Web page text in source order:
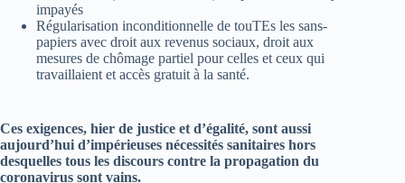
impayés
Régularisation inconditionnelle de touTEs les sans-
papiers avec droit aux revenus sociaux, droit aux
mesures de chômage partiel pour celles et ceux qui
travaillaient et accès gratuit à la santé.
Ces exigences, hier de justice et d’égalité, sont aussi
aujourd’hui d’impérieuses nécessités sanitaires hors
desquelles tous les discours contre la propagation du
coronavirus sont vains.